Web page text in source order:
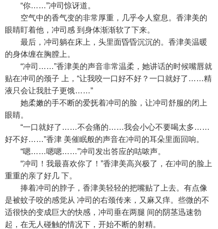
“你……”冲司惊讶道。
空气中的香气变的非常厚重，几乎令人窒息。香津美的
眼睛盯着他，冲司感 到身体渐渐软了下来。
最后，冲司躺在床上，头里面昏昏沉沉的。香津美温暖
的身体缠在胸膛上。
“冲司……”香津美的声音非常温柔，她讲话的时候嘴唇就
贴在冲司的颈子 上，“让我咬一口好不好？一口就好了……精
液只会让我肚子更饿……”
她柔嫩的手不断的爱抚着冲司的脸，让冲司舒服的闭上
眼睛。
“一口就好了……不会痛的……我会小心不要喝太多……
好不好……”香津 美催眠般的声音在冲司的耳朵里面回响。
“嗯……嗯嗯……”冲司发出答应的咕哝声。
“冲司！我最喜欢你了！”香津美高兴极了，在冲司的脸上
重重的亲了好几 下。
捧着冲司的脖子，香津美轻轻的把嘴贴了上去。有点像
是被蚊子咬的感觉从 冲司的右颈传来，又麻又痒。些微的不
适很快的变成巨大的快感，冲司垂在两腿 间的阴茎迅速勃
起，在无人碰触的情况下，开始不断的射精。